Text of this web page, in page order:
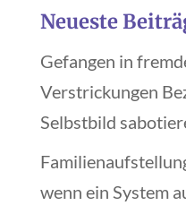
Neueste
Gefangen in
Verstrickungen
Selbstbild
wenn ein System